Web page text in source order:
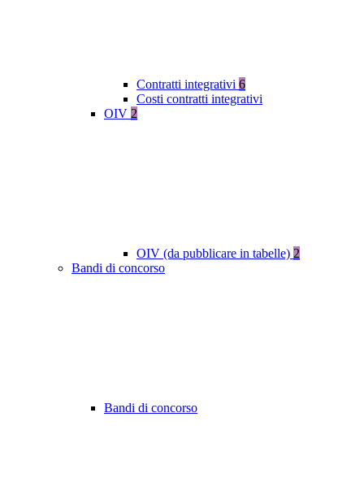
Contratti integrativi 6
Costi contratti integrativi
OIV 2
OIV (da pubblicare in tabelle) 2
Bandi di concorso
Bandi di concorso